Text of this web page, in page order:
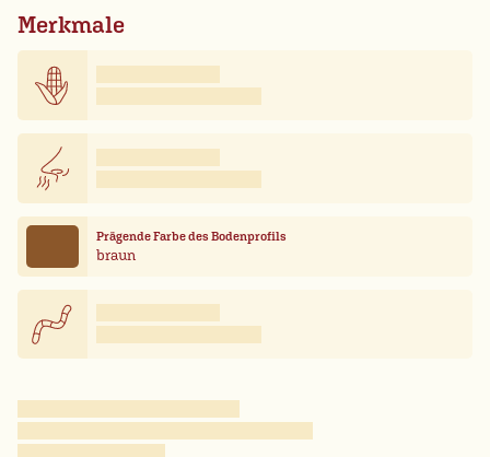
Merkmale
Prägende Farbe des Bodenprofils
braun